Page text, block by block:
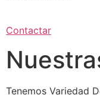
Contactar
Tenemos Variedad